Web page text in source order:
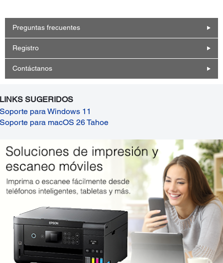
Preguntas frecuentes
Registro
Contáctanos
LINKS SUGERIDOS
Soporte para Windows 11
Soporte para macOS 26 Tahoe